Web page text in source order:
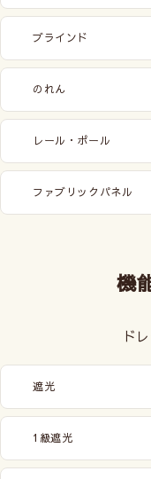
ブラインド
のれん
レール・ポール
ファブリックパネル
機
ド
遮光
1級遮光